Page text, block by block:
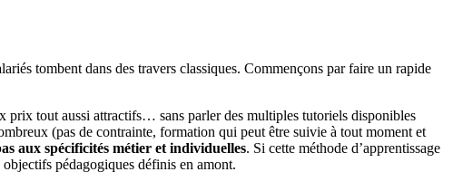
tombent dans des travers classiques. Commençons par faire un rapide
prix tout aussi attractifs… sans parler des multiples tutoriels disponibles
(pas de contrainte, formation qui peut être suivie à tout moment et
aux spécificités métier et individuelles. Si cette méthode d’apprentissage
pédagogiques définis en amont.